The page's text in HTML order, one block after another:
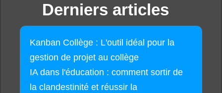
Derniers articles
Kanban Collège : L'outil idéal pour la
gestion de projet au collège
IA dans l'éducation : comment sortir de
la clandestinité et réussir la